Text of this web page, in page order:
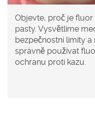
Objevte, proč je
pasty. Vysvětlíme
bezpečnostní limity
správně používat
ochranu proti kazu.